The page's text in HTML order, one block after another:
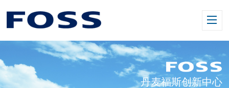
丹麦福斯创新中心